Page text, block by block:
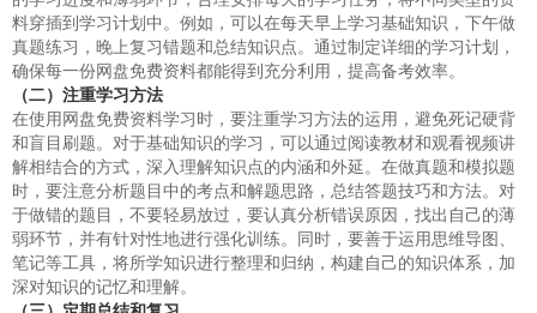
料穿插到学习计划中。例如，可以在每天早上学习基础知识，下午做
真题练习，晚上复习错题和总结知识点。通过制定详细的学习计划，
确保每一份网盘免费资料都能得到充分利用，提高备考效率。
（二）注重学习方法
在使用网盘免费资料学习时，要注重学习方法的运用，避免死记硬背
和盲目刷题。对于基础知识的学习，可以通过阅读教材和观看视频讲
解相结合的方式，深入理解知识点的内涵和外延。在做真题和模拟题
时，要注意分析题目中的考点和解题思路，总结答题技巧和方法。对
于做错的题目，不要轻易放过，要认真分析错误原因，找出自己的薄
弱环节，并有针对性地进行强化训练。同时，要善于运用思维导图、
笔记等工具，将所学知识进行整理和归纳，构建自己的知识体系，加
深对知识的记忆和理解。